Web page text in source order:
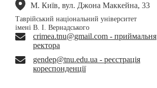
М. Київ, вул. Джона Маккейна, 33
Таврійський національний університет
імені В. І. Вернадського
crimea.tnu@gmail.com - приймальня
ректора
gendep@tnu.edu.ua - реєстрація
кореспонденції